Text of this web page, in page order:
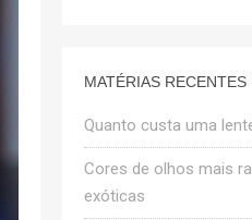
MATÉRIAS RECENTES
Quanto custa uma
Cores de olhos mais
exóticas